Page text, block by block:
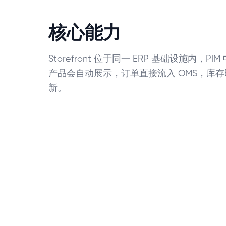
核心能力
Storefront 位于同一 ERP 基础设施内，PIM
产品会自动展示，订单直接流入 OMS，库
新。